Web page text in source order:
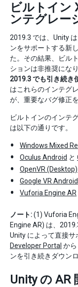
ビルトイン
ンテグレー
2019.3 では、Unity
ンをサポートする新
た。その結果、ビル
ションは非推奨にな
2019.3 でも引き続き
はこれらのインテグ
が、重要なバグ修正
ビルトインのインテ
は以下の通りです。
Windows Mixed
Oculus Android と
OpenVR (Desktop)
Google VR Android
Vuforia Engine AR
ノート:(1) Vuforia
Engine AR) は、
Unity によって直接サ
Developer Portal か
ンを引き続きダウン
Unity の AR